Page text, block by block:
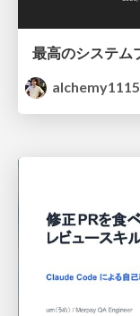
alchemy1115